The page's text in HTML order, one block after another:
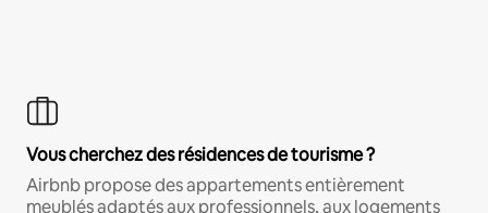
Vous cherchez des résidences de tourisme ?
Airbnb propose des appartements entièrement
meublés adaptés aux professionnels, aux logements